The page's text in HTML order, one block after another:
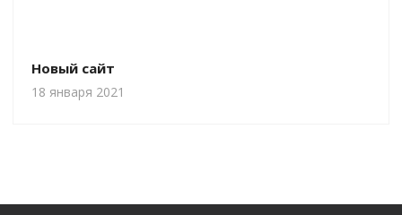
Новый сайт
18 января 2021